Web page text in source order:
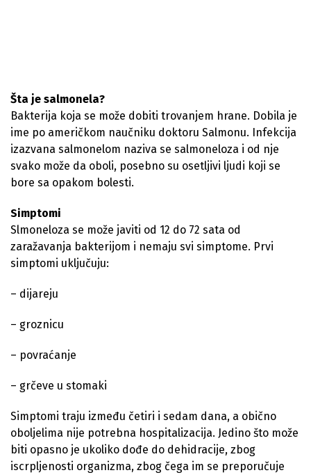
Šta je salmonela?
Bakterija koja se može dobiti trovanjem hrane. Dobila je
ime po američkom naučniku doktoru Salmonu. Infekcija
izazvana salmonelom naziva se salmoneloza i od nje
svako može da oboli, posebno su osetljivi ljudi koji se
bore sa opakom bolesti.
Simptomi
Slmoneloza se može javiti od 12 do 72 sata od
zaražavanja bakterijom i nemaju svi simptome. Prvi
simptomi uključuju:
– dijareju
– groznicu
– povraćanje
– grčeve u stomaki
Simptomi traju između četiri i sedam dana, a obično
oboljelima nije potrebna hospitalizacija. Jedino što može
biti opasno je ukoliko dođe do dehidracije, zbog
iscrpljenosti organizma, zbog čega im se preporučuje